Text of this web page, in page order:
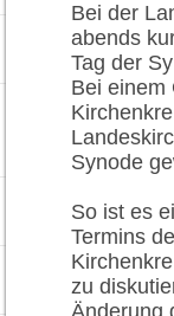
Bei der
abends
Tag der
Bei einem
Synode
So ist es
Termins
zu